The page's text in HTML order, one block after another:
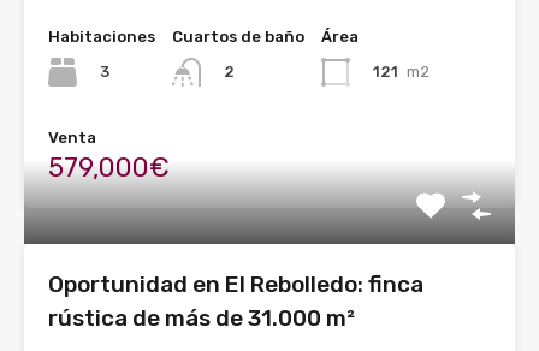
Habitaciones
3
Cuartos de baño
2
Área
121 m2
Venta
579,000€
Oportunidad en El Rebolledo: finca
rústica de más de 31.000 m²